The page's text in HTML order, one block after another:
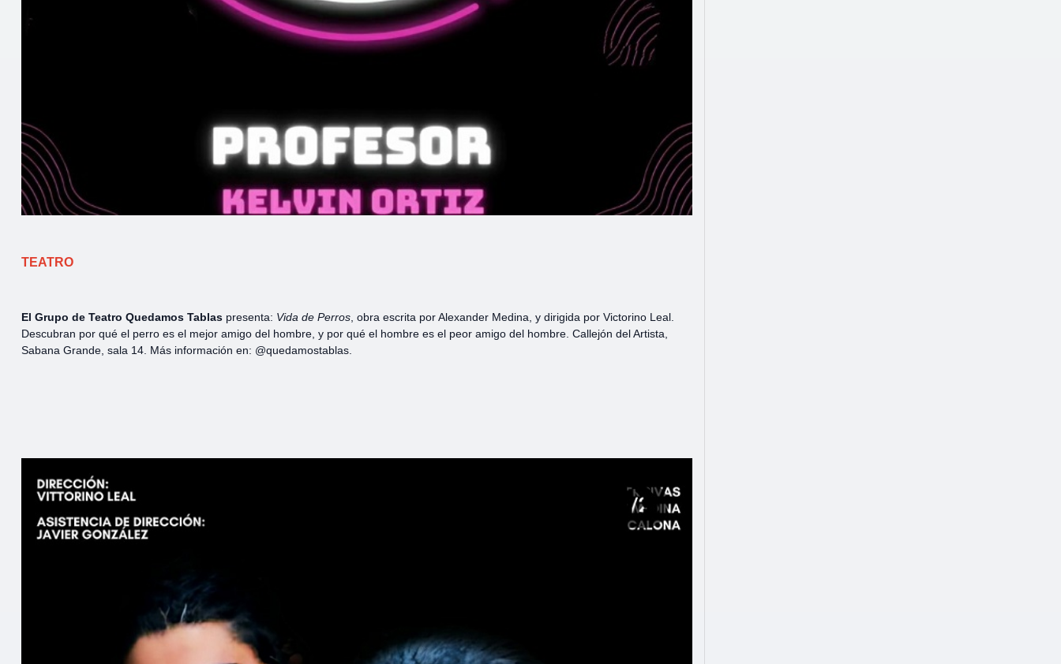
TEATRO
El Grupo de Teatro Quedamos Tablas presenta: Vida de Perros , obra escrita por Alexander Medina, y dirigida por Victorino Leal.
Descubran por qué el perro es el mejor amigo del hombre, y por qué el hombre es el peor amigo del hombre. Callejón del Artista,
Sabana Grande, sala 14. Más información en: @quedamostablas.